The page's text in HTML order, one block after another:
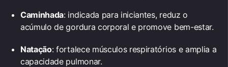
Caminhada: indicada para iniciantes, reduz o
acúmulo de gordura corporal e promove bem-estar.
Natação: fortalece músculos respiratórios e amplia a
capacidade pulmonar.